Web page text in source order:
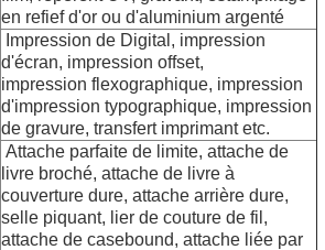
en refief d'or ou d'aluminium argenté
Impression de Digital, impression
d'écran, impression offset,
impression flexographique, impression
d'impression typographique, impression
de gravure, transfert imprimant etc.
Attache parfaite de limite, attache de
livre broché, attache de livre à
couverture dure, attache arrière dure,
selle piquant, lier de couture de fil,
attache de casebound, attache liée par